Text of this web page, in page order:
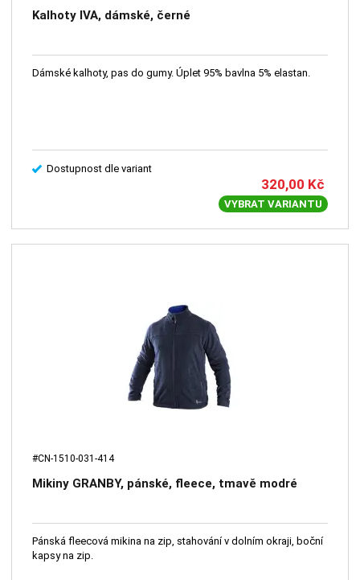
Kalhoty IVA, dámské, černé
Dámské kalhoty, pas do gumy. Úplet 95% bavlna 5% elastan.
Dostupnost dle variant
320,00 Kč
VYBRAT VARIANTU
#CN-1510-031-414
Mikiny GRANBY, pánské, fleece, tmavě modré
Pánská fleecová mikina na zip, stahování v dolním okraji, boční
kapsy na zip.